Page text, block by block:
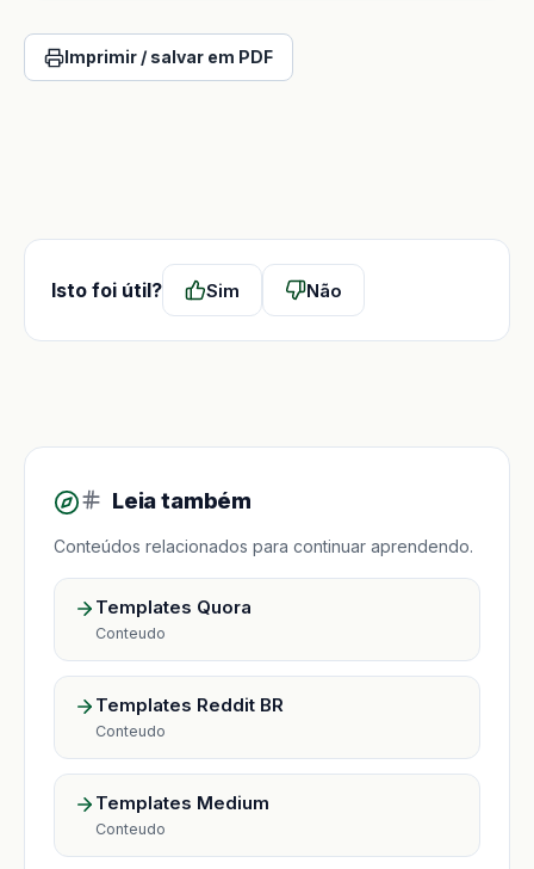
Imprimir / salvar em PDF
Isto foi útil? Sim Não
Leia também
Conteúdos relacionados para continuar aprendendo.
Templates Quora
Conteudo
Templates Reddit BR
Conteudo
Templates Medium
Conteudo